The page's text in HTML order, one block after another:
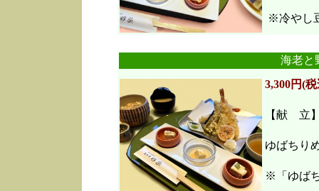
※冷やし
海老
3,300円(
【献 立
ゆばちり
※「ゆば